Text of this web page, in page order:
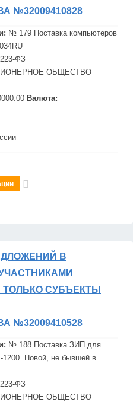
№32009410828
№ 179 Поставка компьютеров
223-ФЗ
ОБЩЕСТВО
Валюта:
В
ТОЛЬКО СУБЪЕКТЫ
№32009410528
№ 188 Поставка ЗИП для
1200. Новой, не бывшей в
223-ФЗ
ОБЩЕСТВО